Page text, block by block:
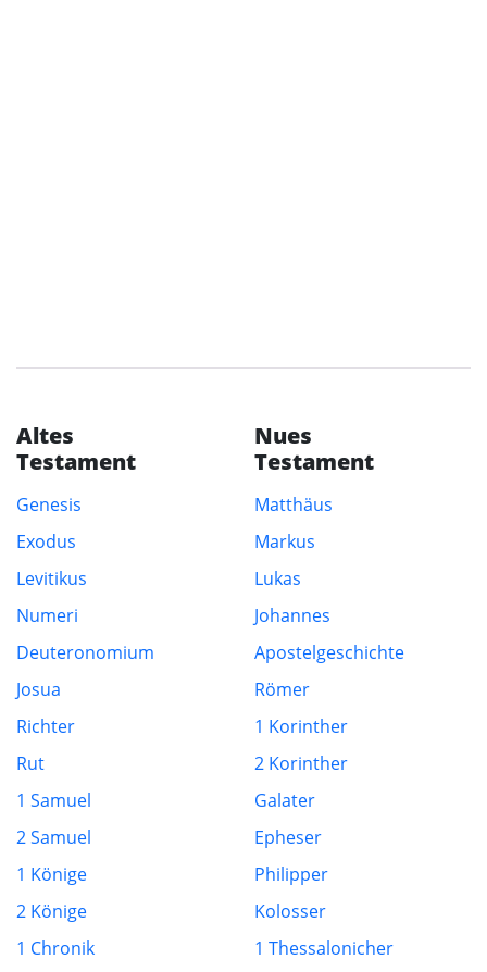
Altes
Testament
Genesis
Exodus
Levitikus
Numeri
Deuteronomium
Josua
Richter
Rut
1 Samuel
2 Samuel
1 Könige
2 Könige
1 Chronik
Nues
Testament
Matthäus
Markus
Lukas
Johannes
Apostelgeschichte
Römer
1 Korinther
2 Korinther
Galater
Epheser
Philipper
Kolosser
1 Thessalonicher